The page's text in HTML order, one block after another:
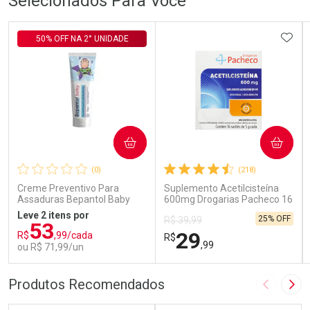
(0)
Creme Preventivo Para
Assaduras Bepantol Baby
Toy Story Personagens
Sortidos 120g
50% OFF NA 2° UNIDADE
Leve 2 itens por
R$53,99/cada
ou R$ 71,99/un
COMPRAR
FECHAR
FECHAR
Por Menos
(218)
Suplemento Acetilcisteína
600mg Drogarias Pacheco 16
R$ 39,99
R$29,99
25% OFF
COMPRAR
Por Menos
Produtos Recomendados Imagem